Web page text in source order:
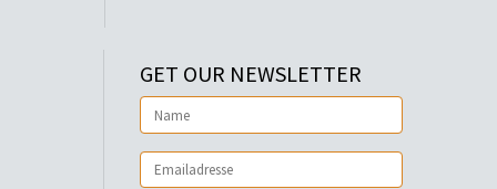
GET OUR NEWSLETTER